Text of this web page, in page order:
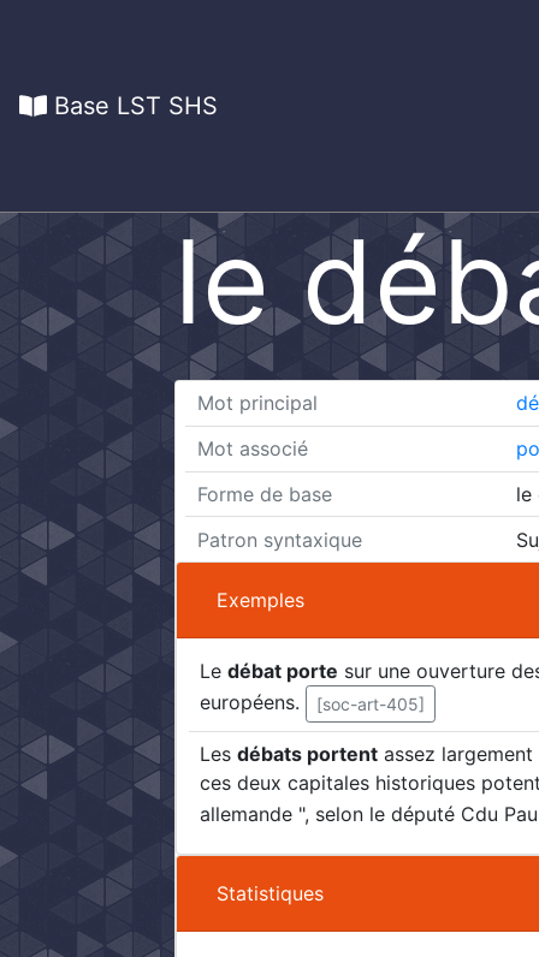
Base LST SHS
le
Mot principal
Mot associé
Forme de base
le
Patron syntaxique
Exemples
Ledébat porte sur une ouverture
européens.
[soc-art-405]
Lesdébats portent assez
ces deux capitales historiques
allemande ", selon le député Cdu
Statistiques